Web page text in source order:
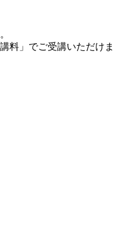
料」でご受講いただけま